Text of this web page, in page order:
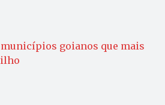
goianos que mais